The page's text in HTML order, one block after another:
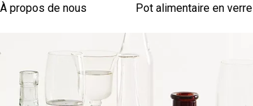
À propos de nous Pot alimentaire en verre